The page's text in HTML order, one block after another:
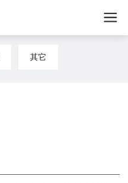
其它